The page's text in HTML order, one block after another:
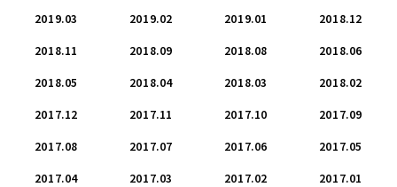
2019.03 2019.02 2019.01 2018.12
2018.11 2018.09 2018.08 2018.06
2018.05 2018.04 2018.03 2018.02
2017.12 2017.11 2017.10 2017.09
2017.08 2017.07 2017.06 2017.05
2017.04 2017.03 2017.02 2017.01